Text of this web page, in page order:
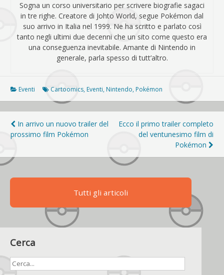
Sogna un corso universitario per scrivere biografie sagaci
in tre righe. Creatore di Johto World, segue Pokémon dal
suo arrivo in Italia nel 1999. Ne ha scritto e parlato così
tanto negli ultimi due decenni che un sito come questo era
una conseguenza inevitabile. Amante di Nintendo in
generale, parla spesso di tutt’altro.
Eventi Cartoomics, Eventi, Nintendo, Pokémon
Navigazione
articoli
In arrivo un nuovo trailer del
prossimo film Pokémon
Ecco il primo trailer completo
del ventunesimo film di
Pokémon
Tutti gli articoli
Cerca